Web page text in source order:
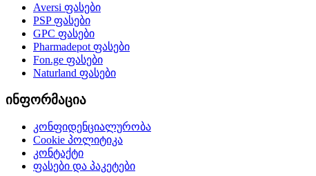
Aversi ფასები
PSPფასები
GPC ფასები
Pharmadepot ფასები
Fon.ge ფასები
Naturland ფასები
ინფორმაცია
კონფიდენციალურობა
Cookie პოლიტიკა
კონტაქტი
ფასები და პაკეტები